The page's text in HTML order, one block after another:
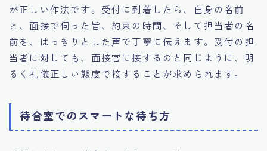
が正しい作法です。受付に到着したら、自身の名前
と、面接で伺った旨、約束の時間、そして担当者の名
前を、はっきりとした声で丁寧に伝えます。受付の担
当者に対しても、面接官に接するのと同じように、明
るく礼儀正しい態度で接することが求められます。
待合室でのスマートな待ち方